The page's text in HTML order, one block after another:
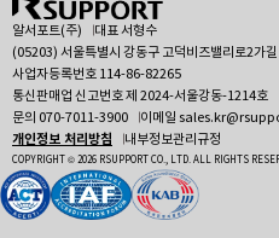
알서포트(주)
대표 서형수
(05203) 서울특별시 강동구 고덕비즈밸리로2가
사업자등록번호 114-86-82265
통신판매업 신고번호 제 2024-서울강동-1214호
문의 070-7011-3900 이메일
개인정보 처리방침
내부정보관리규정
COPYRIGHT © 2026 RSUPPORT CO., LTD. ALL RIGHTS